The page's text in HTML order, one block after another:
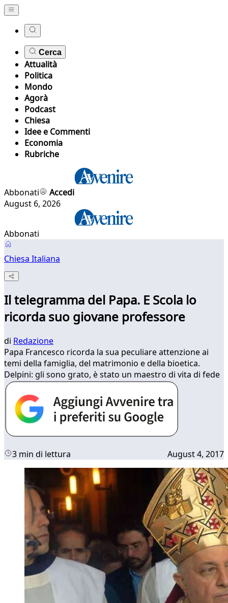
Cerca
Attualità
Politica
Mondo
Agorà
Podcast
Chiesa
Idee e Commenti
Economia
Rubriche
Abbonati
Accedi
August 6, 2026
Abbonati
Chiesa Italiana
Il telegramma del Papa. E Scola lo
ricorda suo giovane professore
di Redazione
Papa Francesco ricorda la sua peculiare attenzione ai
temi della famiglia, del matrimonio e della bioetica.
Delpini: gli sono grato, è stato un maestro di vita di fede
3 min di lettura August 4, 2017